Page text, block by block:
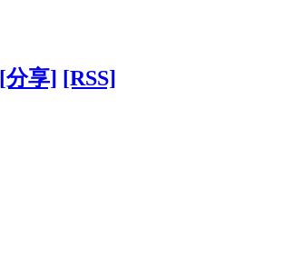
[分享] [RSS]